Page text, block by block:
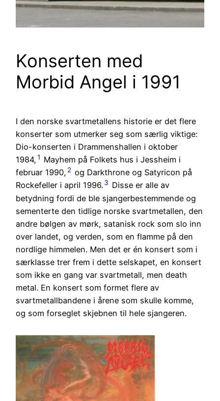
Konserten med
Morbid Angel i 1991
I den norske svartmetallens historie er det flere
konserter som utmerker seg som særlig viktige:
Dio-konserten i Drammenshallen i oktober
1984,1 Mayhem på Folkets hus i Jessheim i
februar 1990, 2 og Darkthrone og Satyricon på
Rockefeller i april 1996.3 Disse er alle av
betydning fordi de ble sjangerbestemmende og
sementerte den tidlige norske svartmetallen, den
andre bølgen av mørk, satanisk rock som slo inn
over landet, og verden, som en flamme på den
nordlige himmelen. Men det er én konsert som i
særklasse trer frem i dette selskapet, en konsert
som ikke en gang var svartmetall, men death
metal. En konsert som formet flere av
svartmetallbandene i årene som skulle komme,
og som forseglet skjebnen til hele sjangeren.